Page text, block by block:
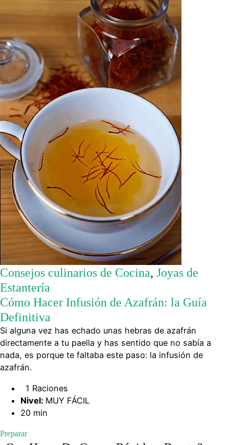
Consejos culinarios de Cocina, Joyas de
Estantería
Cómo Hacer Infusión de Azafrán: la Guía
Definitiva
Si alguna vez has echado unas hebras de azafrán
directamente a tu paella y has sentido que no sabía a
nada, es porque te faltaba este paso: la infusión de
azafrán.
1 Raciones
Nivel: MUY FÁCIL
20 min
Preparar